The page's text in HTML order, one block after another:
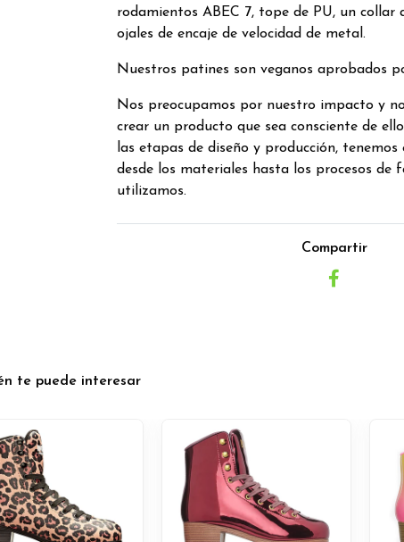
rodamientos ABEC 7, tope de PU, un collar
ojales de encaje de velocidad de metal.
Nuestros patines son veganos aprobados
Nos preocupamos por nuestro impacto y
crear un producto que sea consciente de
las etapas de diseño y producción,
desde los materiales hasta los procesos de
utilizamos.
Compartir
te puede interesar